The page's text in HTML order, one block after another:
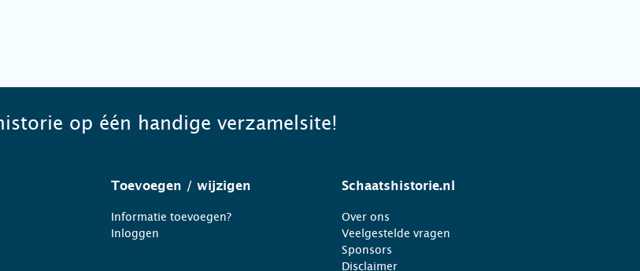
op één handige verzamelsite!
Toevoegen / wijzigen
Informatie toevoegen?
Inloggen
Schaatshistorie.nl
Over ons
Veelgestelde vragen
Sponsors
Disclaimer